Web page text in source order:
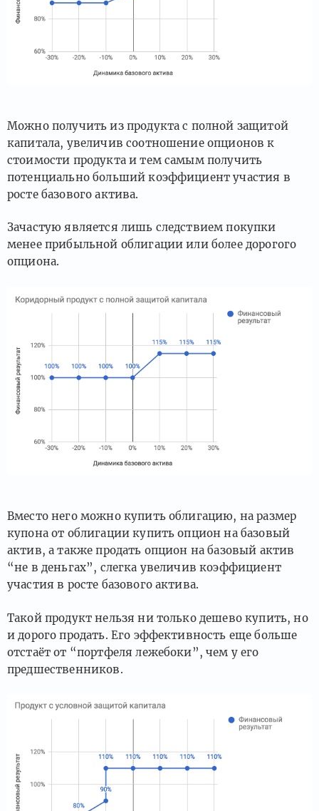
Можно получить из продукта с полной защитой
капитала, увеличив соотношение опционов к
стоимости продукта и тем самым получить
потенциально больший коэффициент участия в
росте базового актива.
Зачастую является лишь следствием покупки
менее прибыльной облигации или более дорогого
опциона.
Вместо него можно купить облигацию, на размер
купона от облигации купить опцион на базовый
актив, а также продать опцион на базовый актив
“не в деньгах”, слегка увеличив коэффициент
участия в росте базового актива.
Такой продукт нельзя ни только дешево купить, но
и дорого продать. Его эффективность еще больше
отстаёт от “портфеля лежебоки”, чем у его
предшественников.